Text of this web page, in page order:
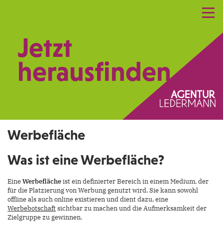
Praxismarketing
Kontakt
Jetzt
herausfinden.
Werbefläche
Was ist eine Werbefläche?
EineWerbeflächeist ein definierter Bereich in einem Medium, der
für die Platzierung von Werbung genutzt wird. Sie kann sowohl
offline als auch online existieren und dient dazu, eine
Werbebotschaftsichtbar zu machen und die Aufmerksamkeit der
Zielgruppe zu gewinnen.